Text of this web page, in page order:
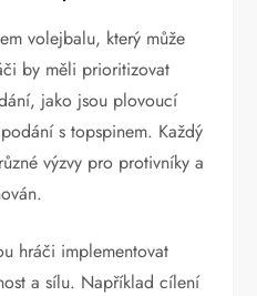
volejbalu, který může
by měli prioritizovat
jako jsou plovoucí
s topspinem. Každý
výzvy pro protivníky a
hráči implementovat
a sílu. Například cílení